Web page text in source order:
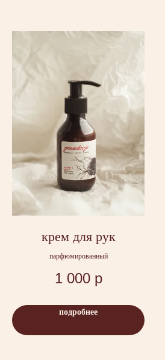
крем для рук
парфюмированный
1 000 р
подробнее